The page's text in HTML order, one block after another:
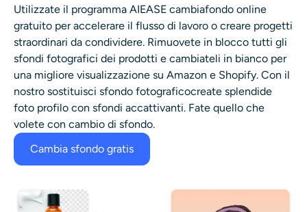
Utilizzate il programma AIEASE cambiafondo online
gratuito per accelerare il flusso di lavoro o creare progetti
straordinari da condividere. Rimuovete in blocco tutti gli
sfondi fotografici dei prodotti e cambiateli in bianco per
una migliore visualizzazione su Amazon e Shopify. Con il
nostro sostituisci sfondo fotograficocreate splendide
foto profilo con sfondi accattivanti. Fate quello che
volete con cambio di sfondo.
Cambia sfondo gratis